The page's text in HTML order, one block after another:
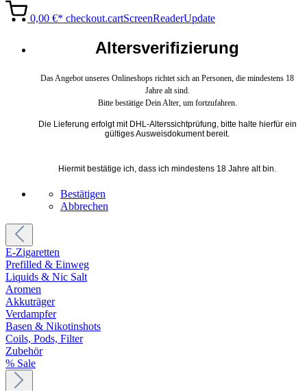
0,00 €* checkout.cartScreenReaderUpdate
Altersverifizierung
Das Angebot unseres Onlineshops richtet sich an Personen, die mindestens 18
Jahre alt sind.
Bitte bestätige Dein Alter, um fortzufahren.
Die Lieferung erfolgt mit DHL-Alterssichtprüfung, bitte halte hierfür ein
gültiges Ausweisdokument bereit.
Hiermit bestätige ich, dass ich mindestens 18 Jahre alt bin.
Bestätigen
Abbrechen
E-Zigaretten
Prefilled & Einweg
Liquids & Nic Salt
Aromen
Akkuträger
Verdampfer
Basen & Nikotinshots
Coils, Pods, Filter
Zubehör
% Sale